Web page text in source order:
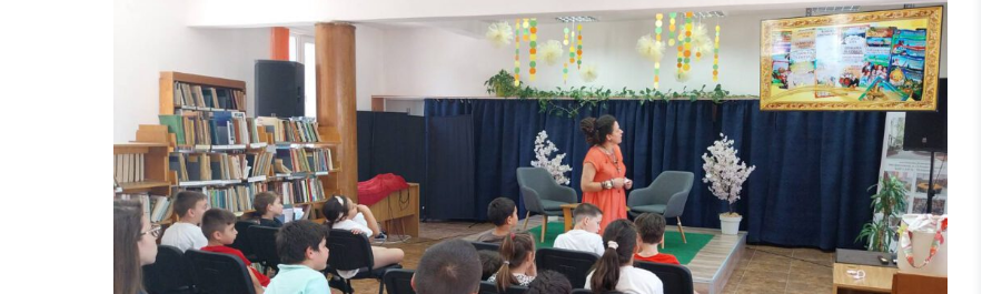
Без категория
Градска библиотека „Пеньо
Без категория
„БиблиотЕКО лято“ вече започна!